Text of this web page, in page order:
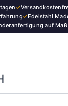
✓
✓Edelstahl
auf Maß